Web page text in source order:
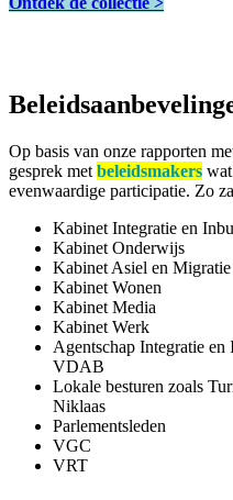
Op basis van onze rapporten
gesprek met beleidsmakers
evenwaardige participatie. Zo
Kabinet Integratie en
Kabinet Onderwijs
Kabinet Asiel en Migratie
Kabinet Wonen
Kabinet Media
Kabinet Werk
Agentschap Integratie
VDAB
Lokale besturen zoals
Niklaas
Parlementsleden
VGC
VRT